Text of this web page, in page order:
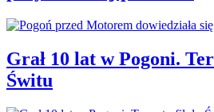
Grał 10 lat w Pogoni.
Świtu